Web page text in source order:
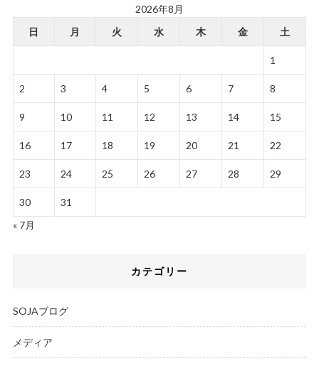
2026年8月
日
月 火 水 木 金 土
1
2 3 4 5 6 7 8
9 10 11 12 13 14 15
16 17 18 19 20 21 22
23 24 25 26 27 28 29
30
31
« 7月
カテゴリー
SOJAブログ
メディア